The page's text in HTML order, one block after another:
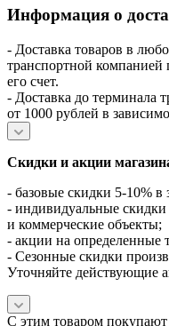
Информация о
- Доставка товаров в
транспортной компанией
его счет.
- Доставка до терминала
от 1000 рублей в
Скидки и акции
- базовые скидки 5-10% в
- индивидуальные
и коммерческие объекты;
- акции на определенные
- Сезонные скидки
Уточняйте действующие
С этим товаром покупают